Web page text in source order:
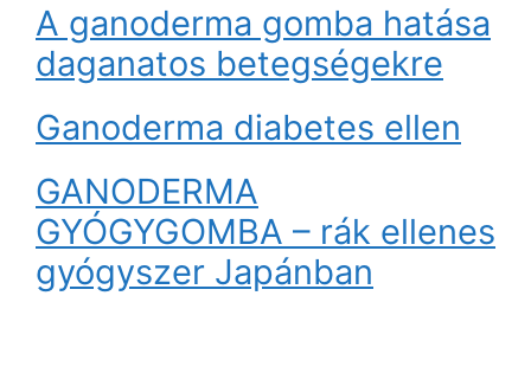
A ganoderma gomba hatása
daganatos betegségekre
Ganoderma diabetes ellen
GANODERMA
GYÓGYGOMBA – rák ellenes
gyógyszer Japánban